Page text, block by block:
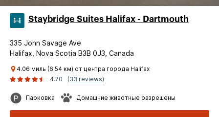
Staybridge Suites Halifax - Dartmouth
335 John Savage Ave
Halifax, Nova Scotia B3B 0J3, Canada
4.06 миль (6.54 км) от центра города Halifax
4.70
(33 reviews)
Парковка Домашние животные разрешены